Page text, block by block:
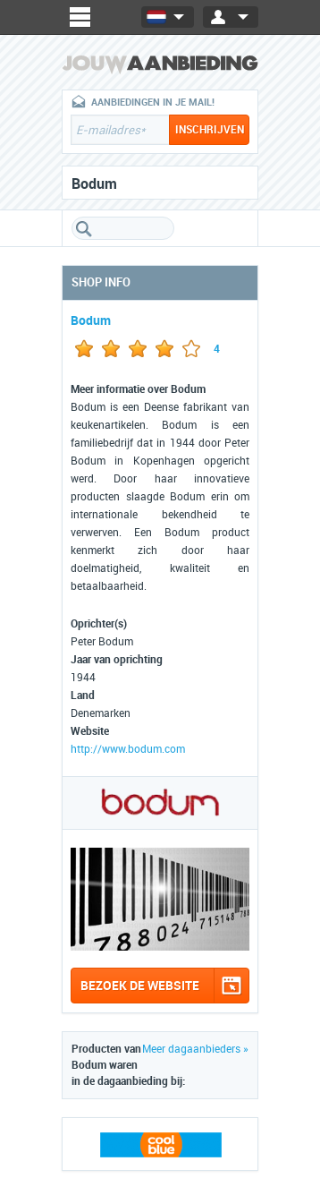
AANBIEDINGEN IN JE MAIL!
Bodum
SHOP INFO
Bodum
4
Meer informatie over Bodum
Bodum is een Deense fabrikant van
keukenartikelen. Bodum is een
familiebedrijf dat in 1944 door Peter
Bodum in Kopenhagen opgericht
werd. Door haar innovatieve
producten slaagde Bodum erin om
internationale bekendheid te
verwerven. Een Bodum product
kenmerkt zich door haar
doelmatigheid, kwaliteit en
betaalbaarheid.
Oprichter(s)
Peter Bodum
Jaar van oprichting
1944
Land
Denemarken
Website
http://www.bodum.com
BEZOEK DE WEBSITE
Meer dagaanbieders »
Producten van
Bodum waren
in de dagaanbieding bij: